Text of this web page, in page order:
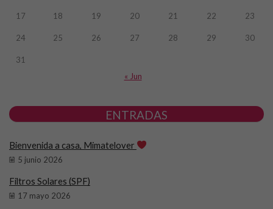
17 18 19 20 21 22 23
24 25 26 27 28 29 30
31
« Jun
ENTRADAS
Bienvenida a casa, Mimatelover
5 junio 2026
Filtros Solares (SPF)
17 mayo 2026